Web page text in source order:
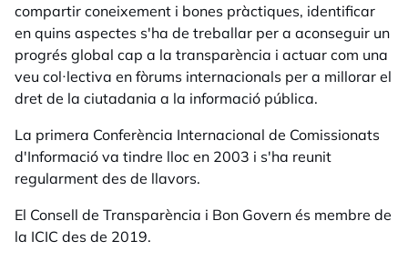
compartir coneixement i bones pràctiques, identificar
en quins aspectes s'ha de treballar per a aconseguir un
progrés global cap a la transparència i actuar com una
veu col·lectiva en fòrums internacionals per a millorar el
dret de la ciutadania a la informació pública.
La primera Conferència Internacional de Comissionats
d'Informació va tindre lloc en 2003 i s'ha reunit
regularment des de llavors.
El Consell de Transparència i Bon Govern és membre de
la ICIC des de 2019.